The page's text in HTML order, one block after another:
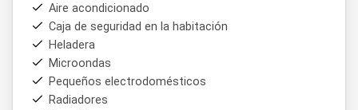
Aire acondicionado
Caja de seguridad en la habitación
Heladera
Microondas
Pequeños electrodomésticos
Radiadores